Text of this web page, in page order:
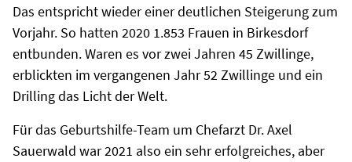
Das entspricht wieder einer deutlichen Steigerung zum
Vorjahr. So hatten 2020 1.853 Frauen in Birkesdorf
entbunden. Waren es vor zwei Jahren 45 Zwillinge,
erblickten im vergangenen Jahr 52 Zwillinge und ein
Drilling das Licht der Welt.
Für das Geburtshilfe-Team um Chefarzt Dr. Axel
Sauerwald war 2021 also ein sehr erfolgreiches, aber